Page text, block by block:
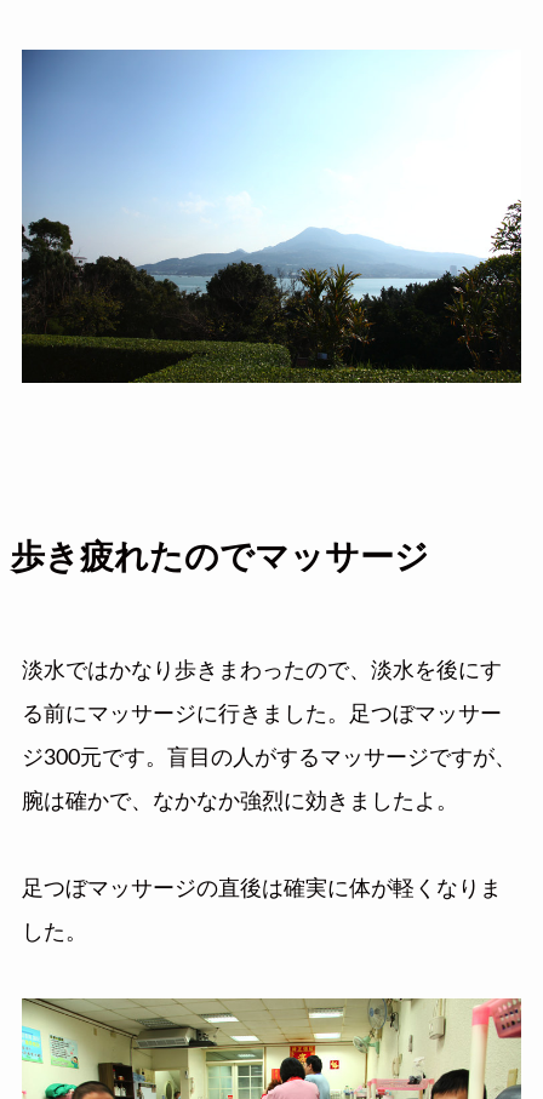
歩き疲れたのでマッサージ
淡水ではかなり歩きまわったので、淡水を後にす
る前にマッサージに行きました。足つぼマッサー
ジ300元です。盲目の人がするマッサージですが、
腕は確かで、なかなか強烈に効きましたよ。
足つぼマッサージの直後は確実に体が軽くなりま
した。